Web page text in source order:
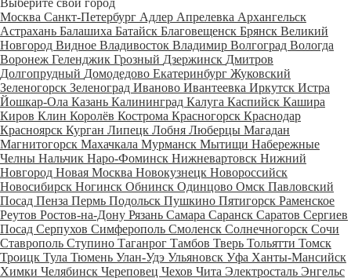
Выберите свой город
Москва Санкт-Петербург Адлер Апрелевка Архангельск
Астрахань Балашиха Батайск Благовещенск Брянск Великий
Новгород Видное Владивосток Владимир Волгоград Вологда
Воронеж Геленджик Грозный Дзержинск Дмитров
Долгопрудный Домодедово Екатеринбург Жуковский
Зеленогорск Зеленоград Иваново Ивантеевка Иркутск Истра
Йошкар-Ола Казань Калининград Калуга Каспийск Кашира
Киров Клин Королёв Кострома Красногорск Краснодар
Красноярск Курган Липецк Лобня Люберцы Магадан
Магнитогорск Махачкала Мурманск Мытищи Набережные
Челны Нальчик Наро-Фоминск Нижневартовск Нижний
Новгород Новая Москва Новокузнецк Новороссийск
Новосибирск Ногинск Обнинск Одинцово Омск Павловский
Посад Пенза Пермь Подольск Пушкино Пятигорск Раменское
Реутов Ростов-на-Дону Рязань Самара Саранск Саратов Сергиев
Посад Серпухов Симферополь Смоленск Солнечногорск Сочи
Ставрополь Ступино Таганрог Тамбов Тверь Тольятти Томск
Троицк Тула Тюмень Улан-Удэ Ульяновск Уфа Ханты-Мансийск
Химки Челябинск Череповец Чехов Чита Электросталь Энгельс